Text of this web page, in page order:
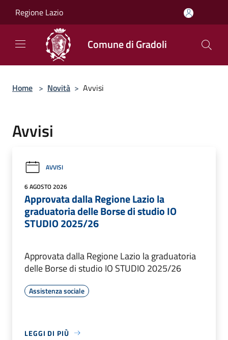
Regione Lazio
Comune di Gradoli
Home > Novità > Avvisi
Avvisi
AVVISI
6 AGOSTO 2026
Approvata dalla Regione Lazio la
graduatoria delle Borse di studio IO
STUDIO 2025/26
Approvata dalla Regione Lazio la graduatoria
delle Borse di studio IO STUDIO 2025/26
Assistenza sociale
LEGGI DI PIÙ